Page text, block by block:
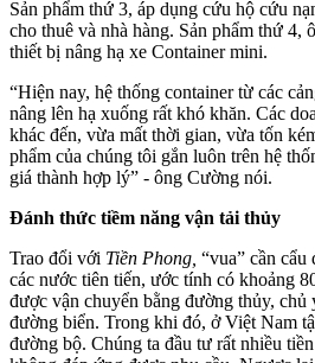
Sản phẩm thứ 3, áp dụng cứu hộ cứu
cho thuê và nhà hàng. Sản phẩm thứ 4,
thiết bị nâng hạ xe Container mini.
“Hiện nay, hệ thống container từ các
nâng lên hạ xuống rất khó khăn. Các
khác đến, vừa mất thời gian, vừa tốn
phẩm của chúng tôi gắn luôn trên hệ
giá thành hợp lý” - ông Cường nói.
Đánh thức tiềm năng vận tải thủy
Trao đổi với Tiền Phong, “vua” cần
các nước tiên tiến, ước tính có khoảng
được vận chuyển bằng đường thủy,
đường biển. Trong khi đó, ở Việt Nam
đường bộ. Chúng ta đầu tư rất nhiều